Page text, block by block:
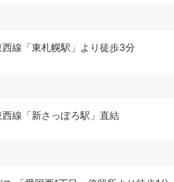
線「東札幌駅」より徒歩3分
線「新さっぽろ駅」直結